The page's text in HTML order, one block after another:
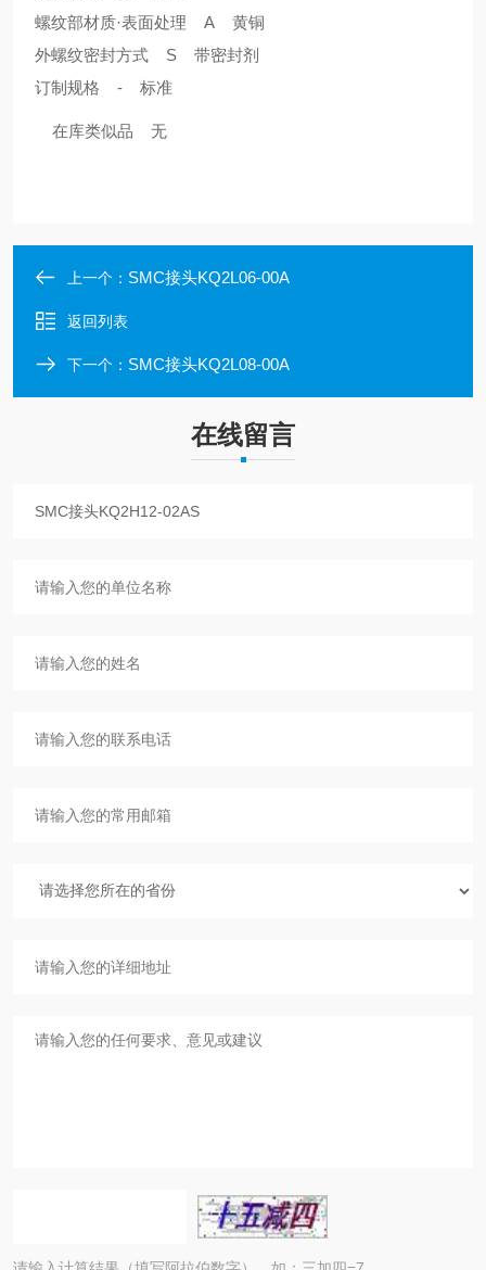
螺纹部材质·表面处理 A 黄铜
外螺纹密封方式 S 带密封剂
订制规格 - 标准
在库类似品 无
上一个： SMC接头KQ2L06-00A
返回列表
下一个： SMC接头KQ2L08-00A
在线留言